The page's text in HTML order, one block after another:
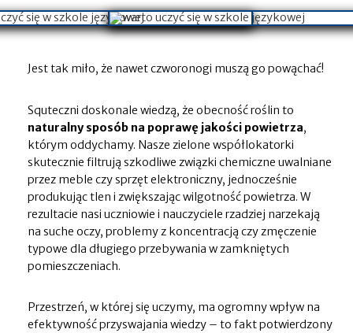
Jest tak miło, że nawet czworonogi muszą go powąchać!
Squteczni doskonale wiedzą, że obecność roślin to
naturalny sposób na poprawę jakości powietrza,
którym oddychamy. Nasze zielone współlokatorki
skutecznie filtrują szkodliwe związki chemiczne uwalniane
przez meble czy sprzęt elektroniczny, jednocześnie
produkując tlen i zwiększając wilgotność powietrza. W
rezultacie nasi uczniowie i nauczyciele rzadziej narzekają
na suche oczy, problemy z koncentracją czy zmęczenie
typowe dla długiego przebywania w zamkniętych
pomieszczeniach.
Przestrzeń, w której się uczymy, ma ogromny wpływ na
efektywność przyswajania wiedzy – to fakt potwierdzony